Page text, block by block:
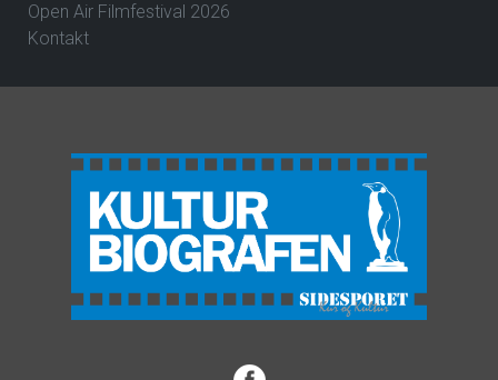
Open Air Filmfestival 2026
Kontakt